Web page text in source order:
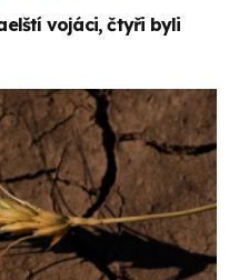
vojáci, čtyři byli